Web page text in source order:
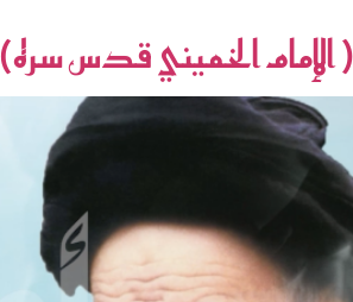
الإمام الخميني قدس سره)